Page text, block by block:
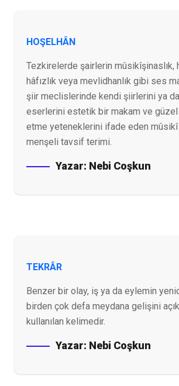
HOŞELHÂN
Tezkirelerde şairlerin mûsikîşinaslık,
hâfızlık veya mevlidhanlık gibi ses
şiir meclislerinde kendi şiirlerini ya da
eserlerini estetik bir makam ve
etme yeteneklerini ifade eden
menşeli tavsif terimi.
Yazar: Nebi Coşkun
TEKRÂR
Benzer bir olay, iş ya da eylemin
birden çok defa meydana gelişini
kullanılan kelimedir.
Yazar: Nebi Coşkun